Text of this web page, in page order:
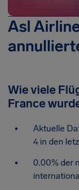
Asl
Wie viele
France
Aktuelle
4 in den
0.00% der